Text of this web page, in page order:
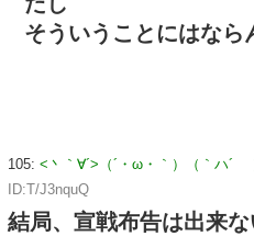
そういうことにはなら
105: <丶｀∀´>（´・ω・｀）（｀ハ´
ID:T/J3nquQ
結局、宣戦布告は出来